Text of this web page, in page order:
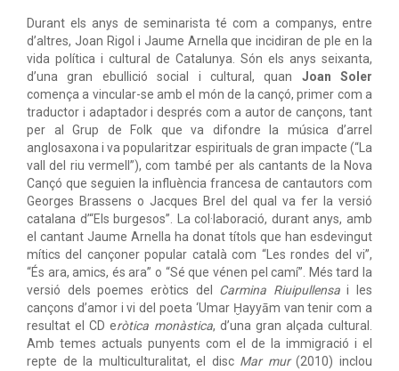
Durant els anys de seminarista té com a companys, entre
d’altres, Joan Rigol i Jaume Arnella que incidiran de ple en la
vida política i cultural de Catalunya. Són els anys seixanta,
d’una gran ebullició social i cultural, quan Joan Soler
comença a vincular-se amb el món de la cançó, primer com a
traductor i adaptador i després com a autor de cançons, tant
per al Grup de Folk que va difondre la música d’arrel
anglosaxona i va popularitzar espirituals de gran impacte (“La
vall del riu vermell”), com també per als cantants de la Nova
Cançó que seguien la influència francesa de cantautors com
Georges Brassens o Jacques Brel del qual va fer la versió
catalana d’“Els burgesos”. La col·laboració, durant anys, amb
el cantant Jaume Arnella ha donat títols que han esdevingut
mítics del cançoner popular català com “Les rondes del vi”,
“És ara, amics, és ara” o “Sé que vénen pel camí”. Més tard la
versió dels poemes eròtics del Carmina Riuipullensai les
cançons d’amor i vi del poeta ‘Umar Ḫayyām van tenir com a
resultat el CD eròtica monàstica, d’una gran alçada cultural.
Amb temes actuals punyents com el de la immigració i el
repte de la multiculturalitat, el disc Mar mur(2010) inclou